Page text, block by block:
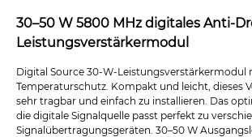
30–50 W 5800 MHz digitales Anti-
Leistungsverstärkermodul
Digital Source 30-W-Leistungsverstärkermodul
Temperaturschutz. Kompakt und leicht, dieses
sehr tragbar und einfach zu installieren. Das
die digitale Signalquelle passt perfekt zu
Signalübertragungsgeräten. 30–50 W